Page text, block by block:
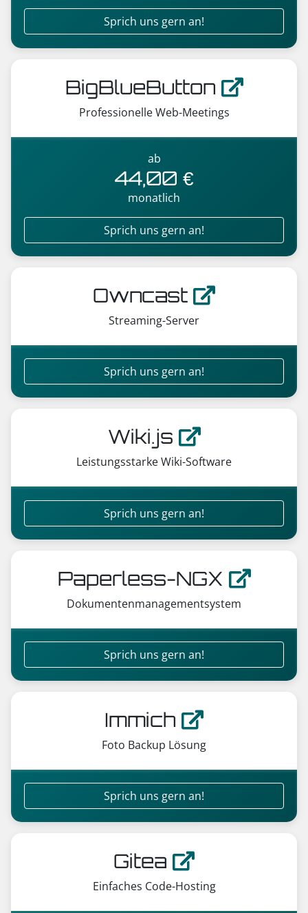
Sprich uns gern an!
BigBlueButton
Professionelle Web-Meetings
ab
44,00 €
monatlich
Sprich uns gern an!
Owncast
Streaming-Server
Sprich uns gern an!
Wiki.js
Leistungsstarke Wiki-Software
Sprich uns gern an!
Paperless-NGX
Dokumentenmanagementsystem
Sprich uns gern an!
Immich
Foto Backup Lösung
Sprich uns gern an!
Gitea
Einfaches Code-Hosting